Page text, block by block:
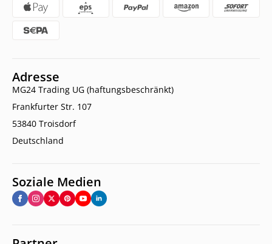
Adresse
MG24 Trading UG (haftungsbeschränkt)
Frankfurter Str. 107
53840 Troisdorf
Deutschland
Soziale Medien